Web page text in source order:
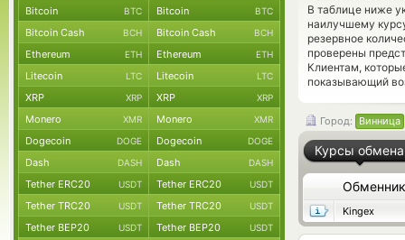
В таблице ниже
наилучшему
резервное
проверены
Клиентам,
показывающий
Город: Винница
Курсы обмена
Обменник
Kingex
Bitcoin BTC Bitcoin BTC
Bitcoin Cash BCH Bitcoin Cash BCH
Ethereum ETH Ethereum ETH
Litecoin LTC Litecoin LTC
XRP XRP XRP XRP
Monero XMR Monero XMR
Dogecoin DOGE Dogecoin DOGE
Dash DASH Dash DASH
Tether ERC20 USDT Tether ERC20 USDT
Tether TRC20 USDT Tether TRC20 USDT
Tether BEP20 USDT Tether BEP20 USDT